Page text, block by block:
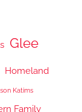
Glee
Homeland
Katims
Family